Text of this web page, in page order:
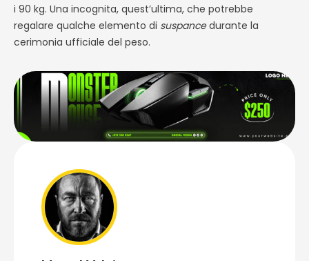
i 90 kg. Una incognita, quest’ultima, che potrebbe
regalare qualche elemento di suspancedurante la
cerimonia ufficiale del peso.